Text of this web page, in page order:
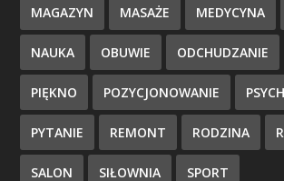
MAGAZYN MASAŻE MEDYCYNA
NAUKA OBUWIE ODCHUDZANIE
PIĘKNO POZYCJONOWANIE
PYTANIE REMONT RODZINA
SALON SIŁOWNIA SPORT